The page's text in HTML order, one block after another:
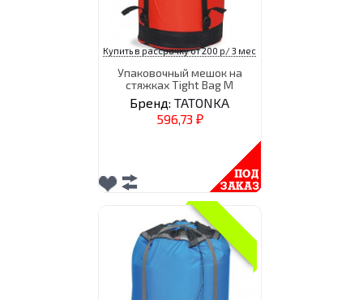
Купить в рассрочку от 200 р/ 3 мес
Упаковочный мешок на
стяжках Tight Bag M
Бренд: TATONKA
596,73 ₽